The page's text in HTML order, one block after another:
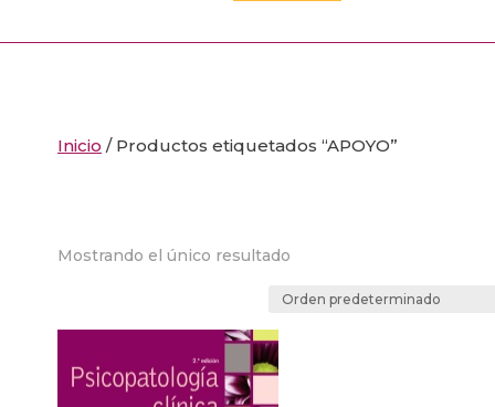
Inicio / Productos etiquetados “APOYO”
Mostrando el único resultado